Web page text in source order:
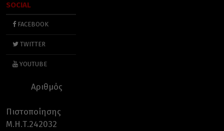
SOCIAL
FACEBOOK
TWITTER
YOUTUBE
Αριθμός
Πιστοποίησης
Μ.Η.Τ.242032